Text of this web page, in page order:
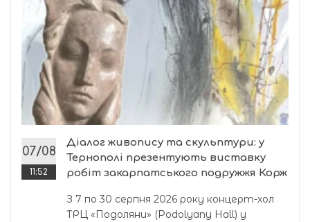
07/08
11:52
Діалог живопису та скульптури: у
Тернополі презентують виставку
робіт закарпатського подружжя Корж
З 7 по 30 серпня 2026 року концерт-хол
ТРЦ «Подоляни» (Podolyany Hall) у